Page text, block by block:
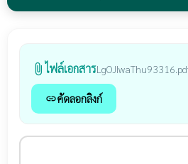
attach_file ไฟล์เอกสาร
linkคัดลอกลิงก์